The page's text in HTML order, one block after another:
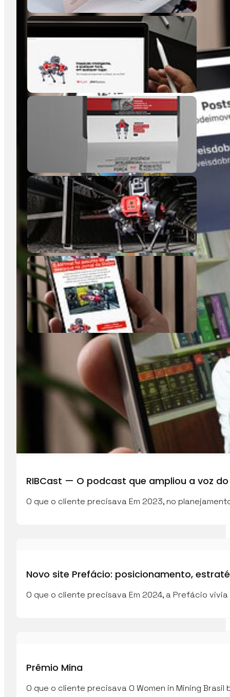
RIBCast — O podcast que ampliou a voz
O que o cliente precisava Em 2023, no
Novo site Prefácio: posicionamento,
O que o cliente precisava Em 2024, a Prefácio
Prêmio Mina
O que o cliente precisava O Women in Mining